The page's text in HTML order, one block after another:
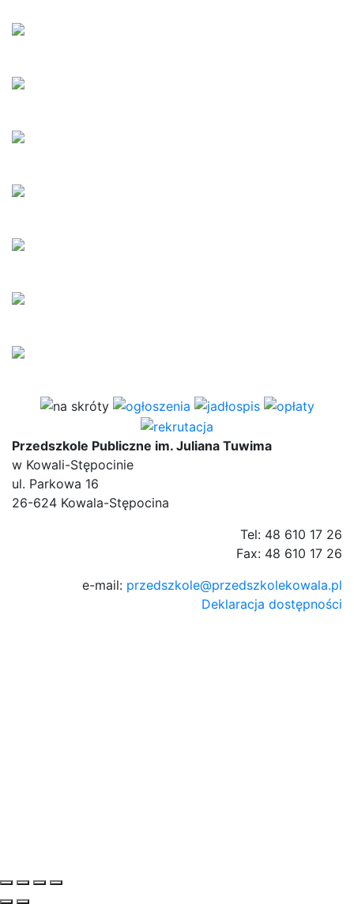
Przedszkole Publiczne im. Juliana Tuwima
w Kowali-Stępocinie
ul. Parkowa 16
26-624 Kowala-Stępocina
Tel: 48 610 17 26
Fax: 48 610 17 26
e-mail: przedszkole@przedszkolekowala.pl
Deklaracja dostępności